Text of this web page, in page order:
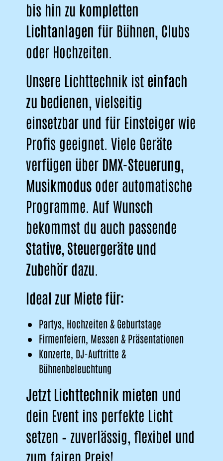
bis hin zu kompletten
Lichtanlagen für Bühnen, Clubs
oder Hochzeiten.
Unsere Lichttechnik ist einfach
zu bedienen , vielseitig
einsetzbar und für Einsteiger wie
Profis geeignet. Viele Geräte
verfügen über DMX-Steuerung
Musikmodus oder automatische
Programme. Auf Wunsch
bekommst du auch passende
Stative, Steuergeräte und
Zubehör dazu.
Ideal zur Miete für:
Partys, Hochzeiten & Geburtstage
Firmenfeiern, Messen & Präsentationen
Konzerte, DJ-Auftritte &
Bühnenbeleuchtung
Jetzt Lichttechnik mieten und
dein Event ins perfekte Licht
setzen – zuverlässig, flexibel und
zum fairen Preis!